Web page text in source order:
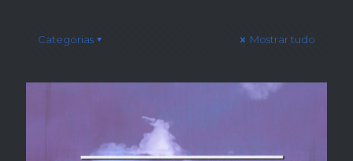
Categorias Mostrar tudo